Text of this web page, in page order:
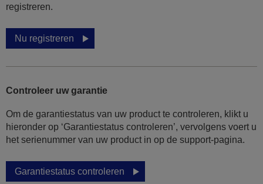
registreren.
Nu registreren
Controleer uw garantie
Om de garantiestatus van uw product te controleren, klikt u
hieronder op ‘Garantiestatus controleren’, vervolgens voert u
het serienummer van uw product in op de support-pagina.
Garantiestatus controleren